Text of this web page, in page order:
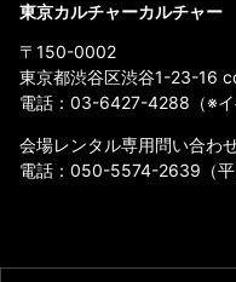
東京カルチャーカルチャー
〒150-0002
東京都渋谷区渋谷1-23-16
電話： 03-6427-4288 （※
会場レンタル専用問い合わ
電話： 050-5574-2639 （